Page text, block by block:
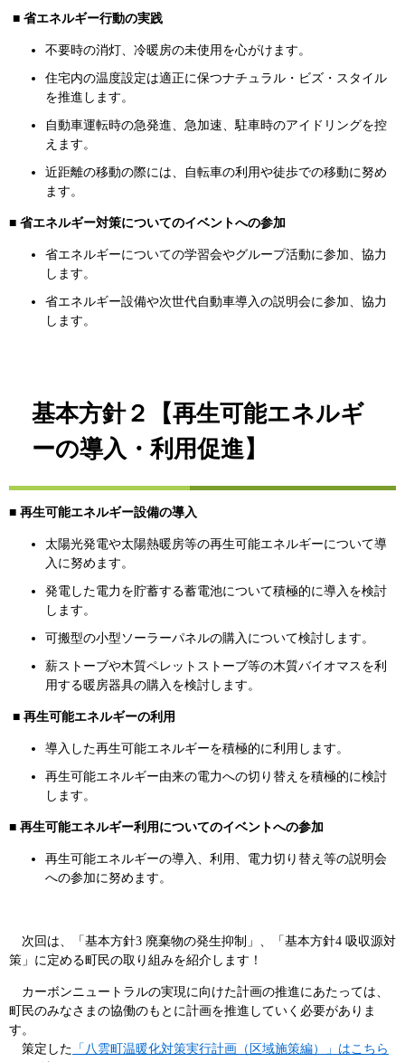
■ 省エネルギー行動の実践
不要時の消灯、冷暖房の未使用を心がけます。
住宅内の温度設定は適正に保つナチュラル・ビズ・スタイル
を推進します。
自動車運転時の急発進、急加速、駐車時のアイドリングを控
えます。
近距離の移動の際には、自転車の利用や徒歩での移動に努め
ます。
■ 省エネルギー対策についてのイベントへの参加
省エネルギーについての学習会やグループ活動に参加、協力
します。
省エネルギー設備や次世代自動車導入の説明会に参加、協力
します。
基本方針２【再生可能エネルギ
ーの導入・利用促進】
■ 再生可能エネルギー設備の導入
太陽光発電や太陽熱暖房等の再生可能エネルギーについて導
入に努めます。
発電した電力を貯蓄する蓄電池について積極的に導入を検討
します。
可搬型の小型ソーラーパネルの購入について検討します。
薪ストーブや木質ペレットストーブ等の木質バイオマスを利
用する暖房器具の購入を検討します。
■ 再生可能エネルギーの利用
導入した再生可能エネルギーを積極的に利用します。
再生可能エネルギー由来の電力への切り替えを積極的に検討
します。
■ 再生可能エネルギー利用についてのイベントへの参加
再生可能エネルギーの導入、利用、電力切り替え等の説明会
への参加に努めます。
次回は、「基本方針3 廃棄物の発生抑制」、「基本方針4 吸収源対
策」に定める町民の取り組みを紹介します！
カーボンニュートラルの実現に向けた計画の推進にあたっては、
町民のみなさまの協働のもとに計画を推進していく必要がありま
す。
策定した 「八雲町温暖化対策実行計画（区域施策編）」はこちら